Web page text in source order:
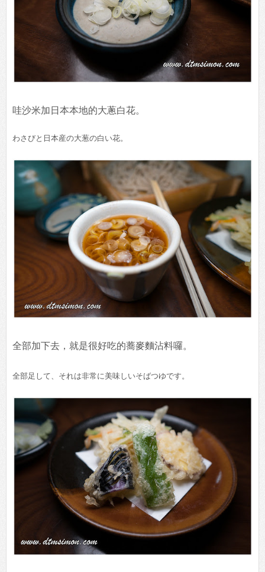
哇沙米加日本本地的大蔥白花。
わさびと日本産の大葱の白い花。
全部加下去，就是很好吃的蕎麥麵沾料囉。
全部足して、それは非常に美味しいそばつゆです。